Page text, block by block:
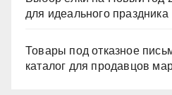
для идеального праздника
Товары под отказное
каталог для продавцов